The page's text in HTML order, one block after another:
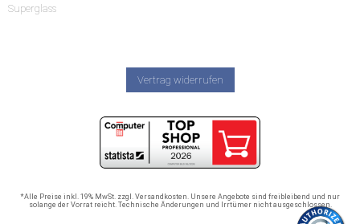
Superglass
Vertrag widerrufen
*Alle Preise inkl. 19% MwSt. zzgl. Versandkosten. Unsere Angebote sind freibleibend und nur
solange der Vorrat reicht. Technische Änderungen und Irrtümer nicht ausgeschlossen.